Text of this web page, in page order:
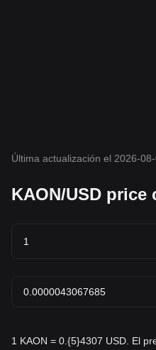
Última actualización el 2026-
KAON/USD price
1 KAON = 0.{5}4307 USD. El